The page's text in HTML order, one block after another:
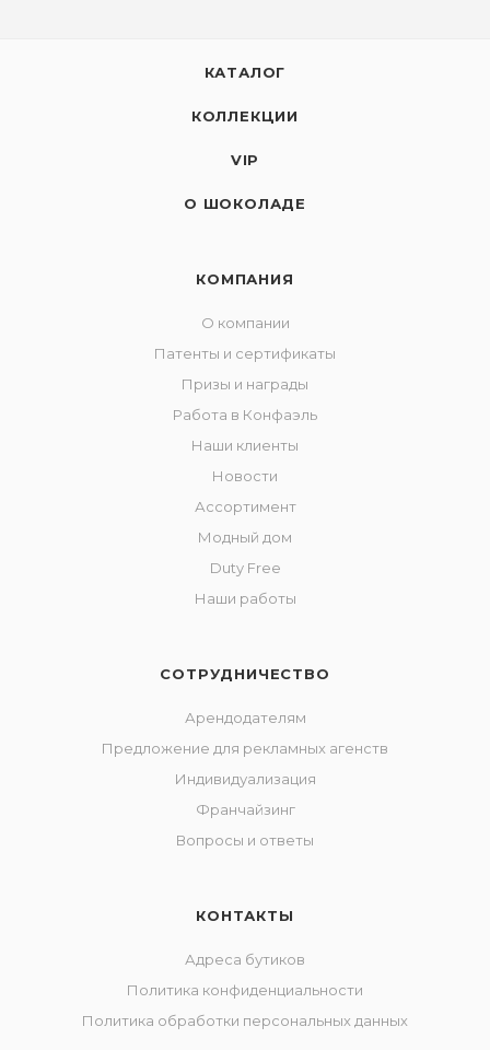
КАТАЛОГ
КОЛЛЕКЦИИ
VIP
О ШОКОЛАДЕ
КОМПАНИЯ
О компании
Патенты и сертификаты
Призы и награды
Работа в Конфаэль
Наши клиенты
Новости
Ассортимент
Модный дом
Duty Free
Наши работы
СОТРУДНИЧЕСТВО
Арендодателям
Предложение для рекламных агенств
Индивидуализация
Франчайзинг
Вопросы и ответы
КОНТАКТЫ
Адреса бутиков
Политика конфиденциальности
Политика обработки персональных данных